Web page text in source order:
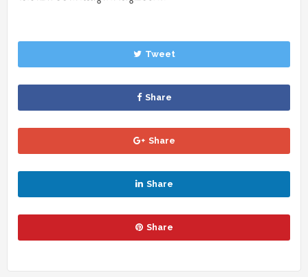
Tweet
Share
Share
Share
Share